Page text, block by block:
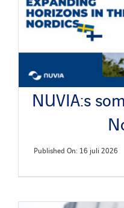
Nyheter
Search
NUVIA:s
Published On: 16 juli 2026